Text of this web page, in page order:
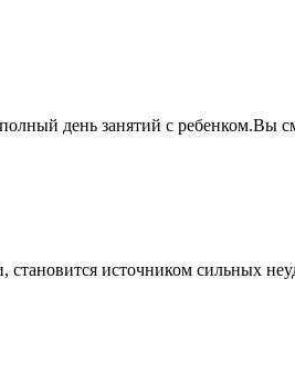
день занятий с ребенком.Вы
источником сильных